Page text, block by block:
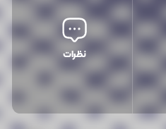
نظرات